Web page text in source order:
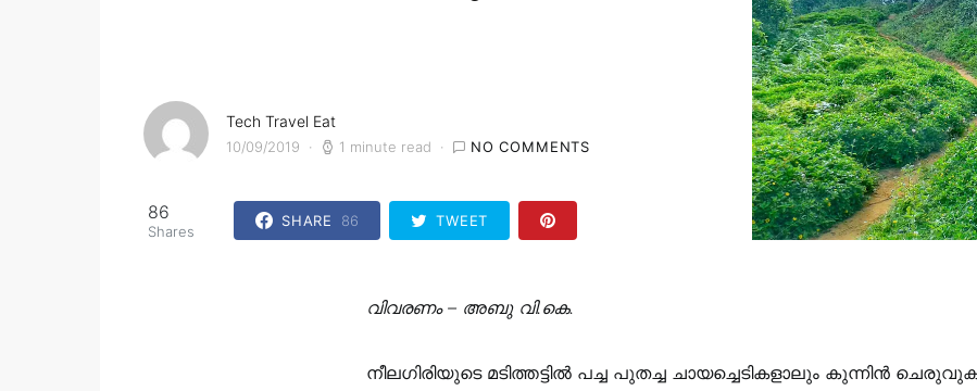
Tech Travel Eat
10/09/2019 1 minute read NO COMMENTS
86
Shares
SHARE 86 TWEET
വിവരണം – അബു വി.കെ.
നീലഗിരിയുടെ മടിത്തട്ടിൽ പച്ച പുതച്ച ചായച്ചെടികളാലും കുന്നിൻ